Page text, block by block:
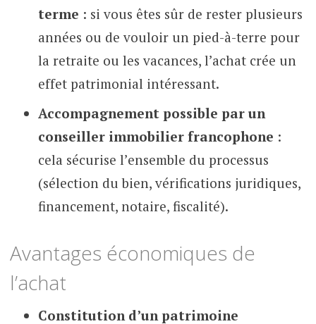
terme : si vous êtes sûr de rester plusieurs
années ou de vouloir un pied-à-terre pour
la retraite ou les vacances, l’achat crée un
effet patrimonial intéressant.
Accompagnement possible par un
conseiller immobilier francophone :
cela sécurise l’ensemble du processus
(sélection du bien, vérifications juridiques,
financement, notaire, fiscalité).
Avantages économiques de
l’achat
Constitution d’un patrimoine